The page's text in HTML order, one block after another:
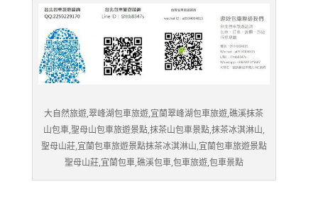
大自然旅遊,翠峰湖包車旅遊,宜蘭翠峰湖包車旅遊,礁溪抹茶
山包車,聖母山包車旅遊景點,抹茶山包車景點,抹茶冰淇淋山,
聖母山莊,宜蘭包車旅遊景點抹茶冰淇淋山,宜蘭包車旅遊景點
聖母山莊,宜蘭包車,礁溪包車,包車旅遊,包車景點